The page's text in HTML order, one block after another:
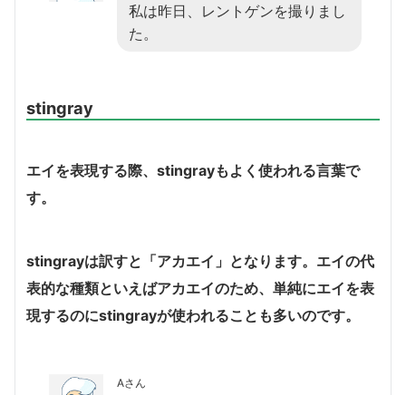
私は昨日、レントゲンを撮りまし
た。
stingray
エイを表現する際、stingrayもよく使われる言葉で
す。
stingrayは訳すと「アカエイ」となります。エイの代
表的な種類といえばアカエイのため、単純にエイを表
現するのにstingrayが使われることも多いのです。
Aさん